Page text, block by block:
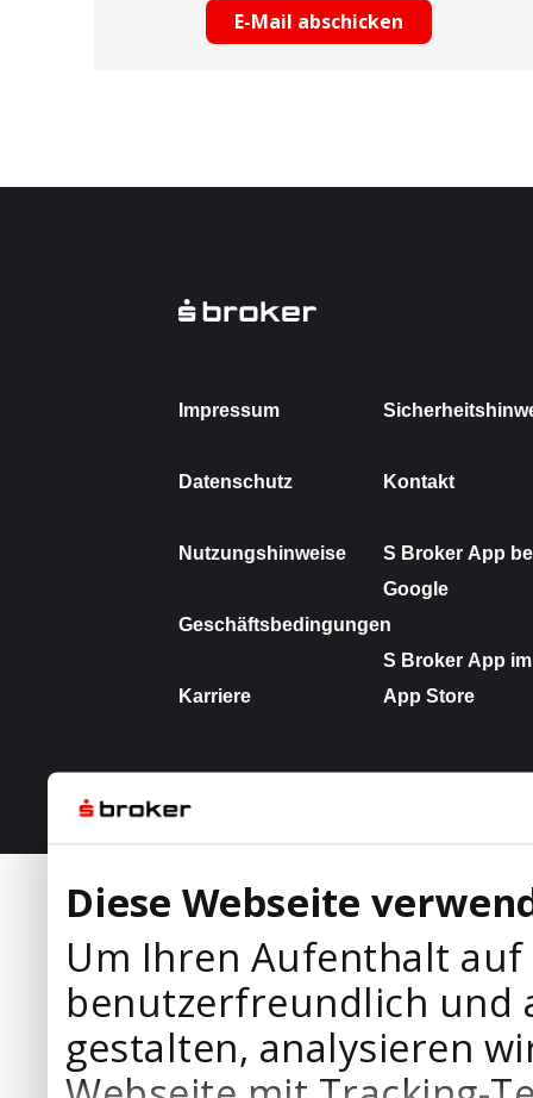
Diese Webseite
Um Ihren Aufenthalt
benutzerfreundlich und
gestalten, analysieren